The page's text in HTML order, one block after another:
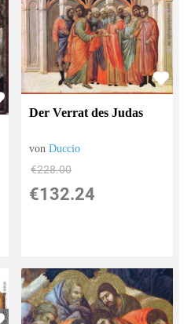
Der Verrat des Judas
vonDuccio
€228.00
€132.24